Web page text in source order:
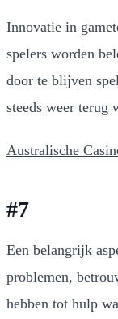
Innovatie in
spelers worden
door te blijven
steeds weer terug
Australische
#7
Een belangrijk
problemen,
hebben tot hulp